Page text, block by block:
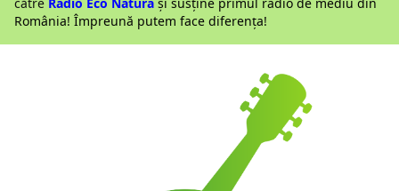
către Radio Eco Natura și susține primul radio de mediu din
România! Împreună putem face diferența!